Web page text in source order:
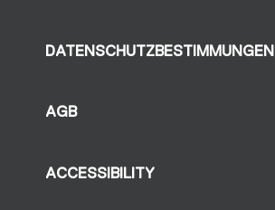
DATENSCHUTZBESTIMMUNGEN
AGB
ACCESSIBILITY